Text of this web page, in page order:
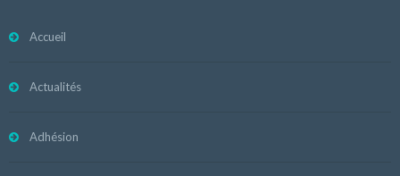
Accueil
Actualités
Adhésion